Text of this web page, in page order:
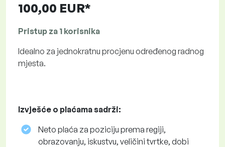
100,00 EUR*
Pristup za 1 korisnika
Idealno za jednokratnu procjenu određenog radnog
mjesta.
Izvješće o plaćama sadrži:
Neto plaća za poziciju prema regiji,
obrazovanju, iskustvu, veličini tvrtke, dobi